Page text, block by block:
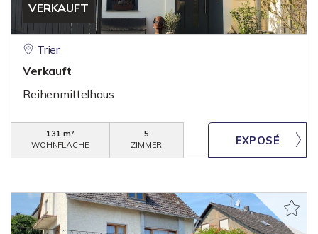
VERKAUFT
Trier
Verkauft
Reihenmittelhaus
131 m²
WOHNFLÄCHE
5
ZIMMER